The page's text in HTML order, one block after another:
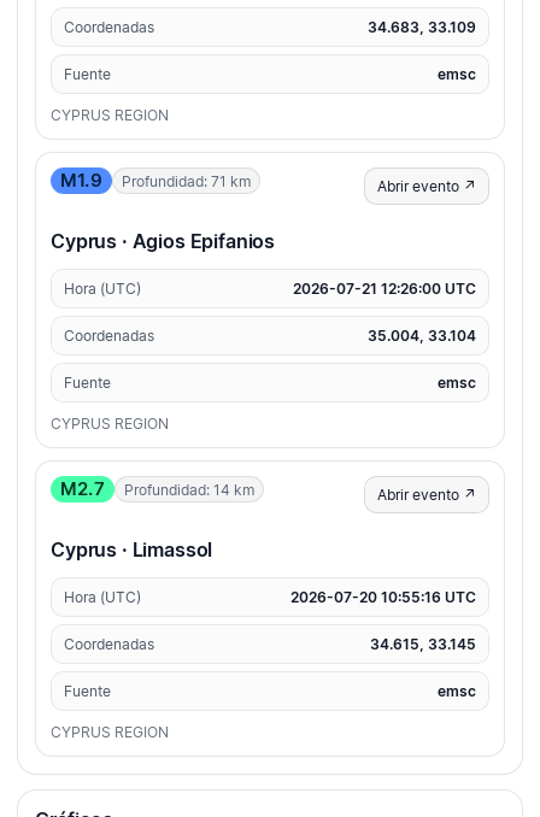
Coordenadas 34.683, 33.109
Fuente emsc
CYPRUS REGION
M1.9 Profundidad: 71 km Abrir evento ↗
Cyprus · Agios Epifanios
Hora (UTC) 2026-07-21 12:26:00 UTC
Coordenadas 35.004, 33.104
Fuente emsc
CYPRUS REGION
M2.7 Profundidad: 14 km Abrir evento ↗
Cyprus · Limassol
Hora (UTC) 2026-07-20 10:55:16 UTC
Coordenadas 34.615, 33.145
Fuente emsc
CYPRUS REGION